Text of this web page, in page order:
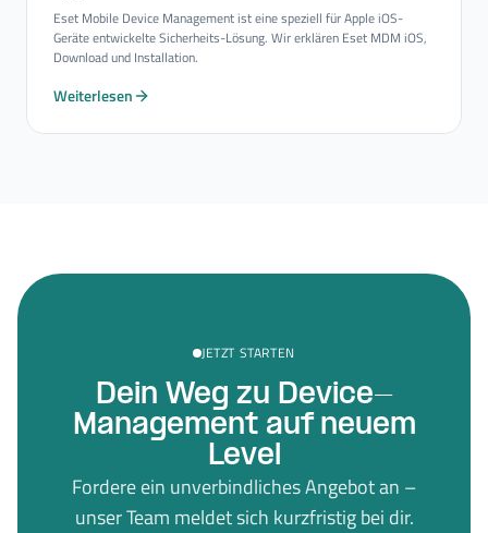
Eset Mobile Device Management ist eine speziell für Apple iOS-
Geräte entwickelte Sicherheits-Lösung. Wir erklären Eset MDM iOS,
Download und Installation.
Weiterlesen
JETZT STARTEN
Dein Weg zu Device-
Management auf neuem
Level
Fordere ein unverbindliches Angebot an –
unser Team meldet sich kurzfristig bei dir.